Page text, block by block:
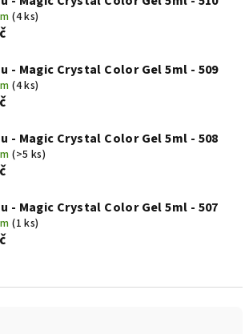
(4 ks)
- Magic Crystal Color Gel 5ml - 509
(4 ks)
- Magic Crystal Color Gel 5ml - 508
(>5 ks)
- Magic Crystal Color Gel 5ml - 507
(1 ks)